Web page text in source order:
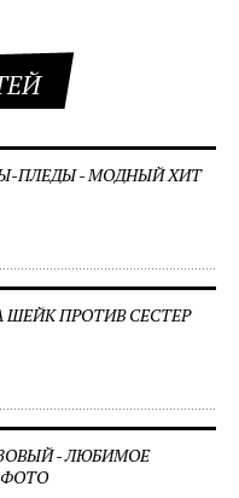
ПЛЕДЫ - МОДНЫЙ ХИТ
ПРОТИВ СЕСТЕР
- ЛЮБИМОЕ